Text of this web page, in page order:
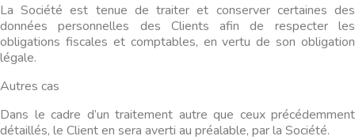
La Société est tenue de traiter et conserver certaines des
données personnelles des Clients afin de respecter les
obligations fiscales et comptables, en vertu de son obligation
légale.
Autres cas
Dans le cadre d’un traitement autre que ceux précédemment
détaillés, le Client en sera averti au préalable, par la Société.